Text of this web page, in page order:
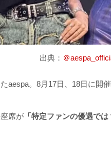
出典： ＠
aespa。8月17日、18日に開
席が 「特定ファンの優遇では